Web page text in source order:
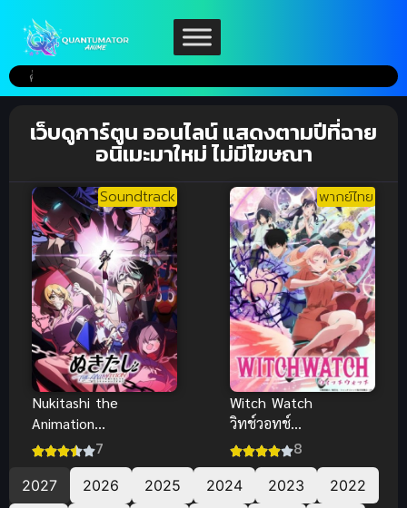
เว็บดูการ์ตูน ออนไลน์ แสดงตามปีที่ฉาย
อนิเมะมาใหม่ ไม่มีโฆษณา
2027 2026 2025 2024 2023
2022
Soundtrack
Nukitashi the
Animation
(2027) นูคิตา
ชิ เกาะสวรรค์
คนสวาท
7
พากย์ไทย
Witch Watch
วิทช์วอทช์
(พากย์ไทย ซับ
ไทย)
8